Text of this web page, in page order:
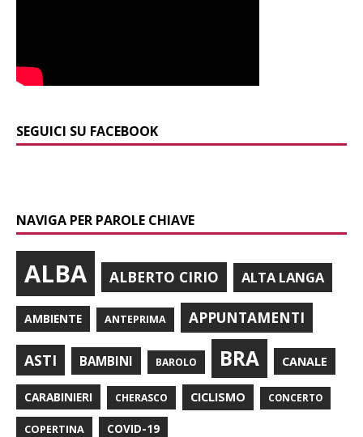
SEGUICI SU FACEBOOK
NAVIGA PER PAROLE CHIAVE
ALBA ALBERTO CIRIO ALTA LANGA
AMBIENTE ANTEPRIMA APPUNTAMENTI
ASTI BAMBINI BAROLO BRA CANALE
CARABINIERI CHERASCO CICLISMO CONCERTO
COPERTINA COVID-19